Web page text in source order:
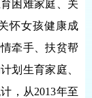
困难家庭、关
怀女孩健康成
牵手、扶贫帮
划生育家庭、
，从2013年至